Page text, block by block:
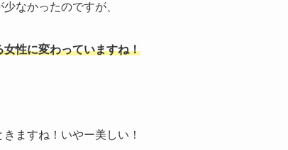
なかったのですが、
性に変わっていますね！
ますね！いやー美しい！